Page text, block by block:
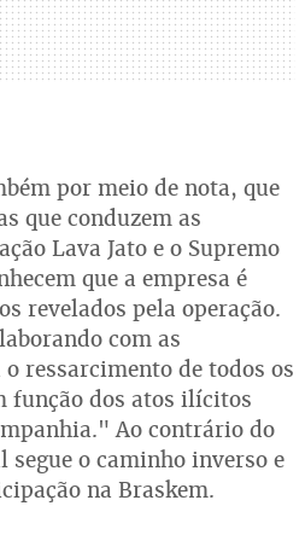
por meio de nota, que
que conduzem as
Lava Jato e o Supremo
que a empresa é
revelados pela operação.
com as
ressarcimento de todos os
função dos atos ilícitos
Ao contrário do
segue o caminho inverso e
na Braskem.